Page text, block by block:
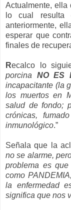
Actualmente, ella
lo cual resulta
anteriormente,
esperar que
finales de
Recalco lo
porcina NO ES
incapacitante (la
los muertos en
salud de fondo;
crónicas,
inmunológico.”
Señala que la
no se alarme,
problema es
como
la enfermedad
significa que nos